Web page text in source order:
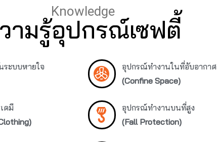
Knowledge
ามรู้อุปกรณ์เซฟตี้
ะบบหายใจ
คมี
อุปกรณ์ทำงานในที่อับอากาศ
(Confine Space)
อุปกรณ์ทำงานบนที่สูง
(Fall Protection)